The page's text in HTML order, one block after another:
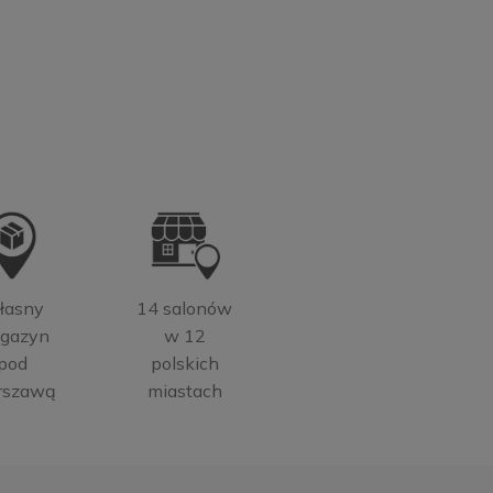
pod
14 salonów
w 12
polskich
miastach